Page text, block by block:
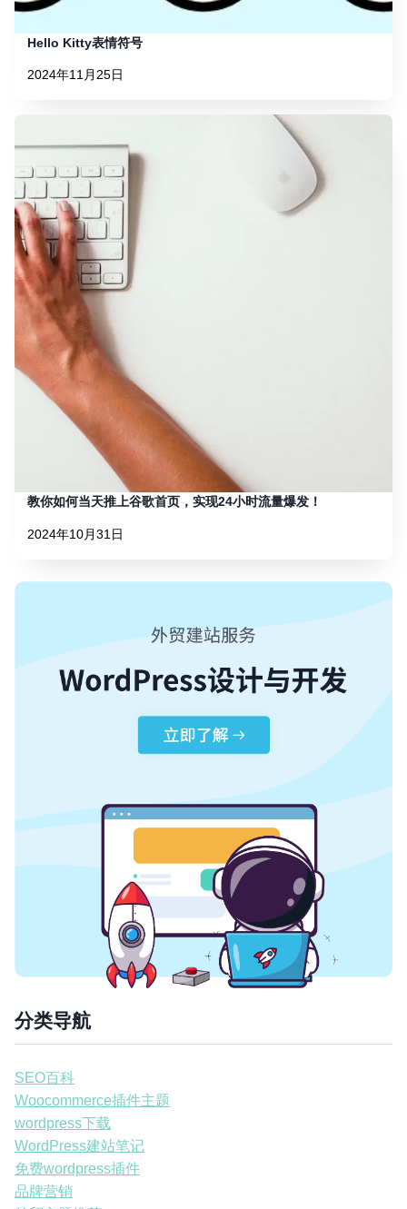
Hello Kitty表情符号
2024年11月25日
教你如何当天推上谷歌首页，实现24小时流量爆发！
2024年10月31日
分类导航
SEO百科
Woocommerce插件主题
wordpress下载
WordPress建站笔记
免费wordpress插件
品牌营销